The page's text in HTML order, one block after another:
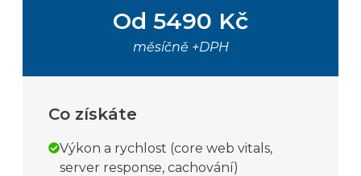
Od 5490 Kč
měsíčně +DPH
Co získáte
Výkon a rychlost (core web vitals,
server response, cachování)